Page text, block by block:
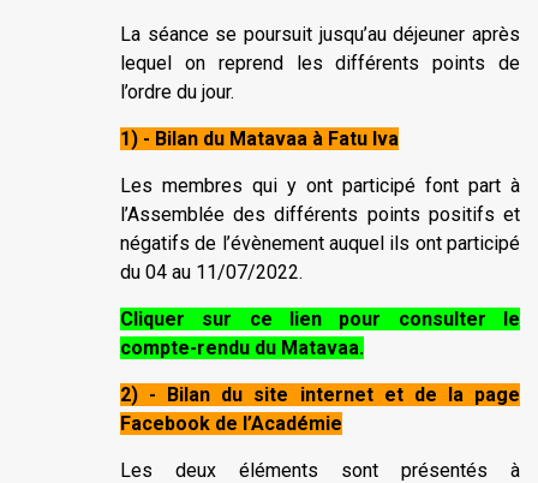
La séance se poursuit jusqu’au déjeuner après
lequel on reprend les différents points de
l’ordre du jour.
1) - Bilan du Matavaa à Fatu Iva
Les membres qui y ont participé font part à
l’Assemblée des différents points positifs et
négatifs de l’évènement auquel ils ont participé
du 04 au 11/07/2022.
Cliquer sur ce lien pour consulter le
compte-rendu du Matavaa.
2) - Bilan du site internet et de la page
Facebook de l’Académie
Les deux éléments sont présentés à